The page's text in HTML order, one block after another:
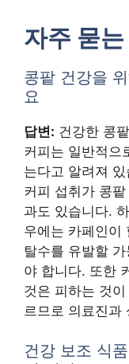
자주 묻
콩팥 건강을
요
답변: 건강한 콩
커피는 일반적으
는다고 알려져
커피 섭취가 콩
과도 있습니다.
우에는 카페인이
탈수를 유발할
야 합니다. 또한
것은 피하는 것
르므로 의료진과
건강 보조 식